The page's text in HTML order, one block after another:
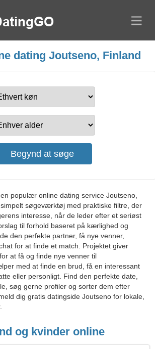
dating Joutseno, Finland
populær online dating service Joutseno,
søgeværktøj med praktiske filtre, der
interesse, når de leder efter et seriøst
til forhold baseret på kærlighed og
den perfekte partner, få nye venner,
for at finde et match. Projektet giver
at få og finde nye venner til
med at finde en brud, få en interessant
eller personligt. Find den perfekte date,
søg gerne profiler og sorter dem efter
dig gratis datingside Joutseno for lokale,
og kvinder online